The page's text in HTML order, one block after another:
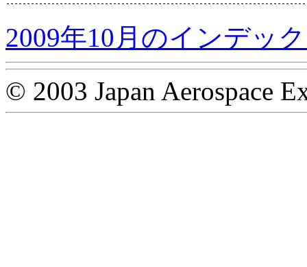
2009年10月のインデッ
© 2003 Japan Aerospace